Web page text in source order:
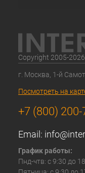
Copyright 2005-
г. Москва, 1-й
Посмотреть на
+7 (800) 200-
Email:
График работы:
Пнд-чтв: с 9:30 до